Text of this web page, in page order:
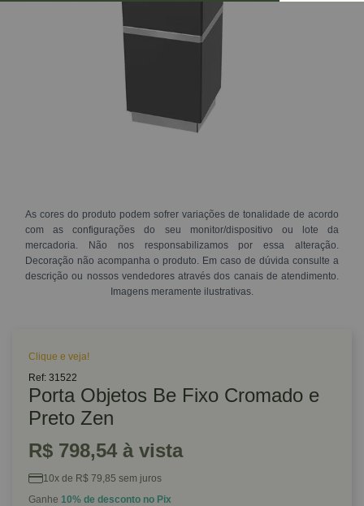
As cores do produto podem sofrer variações de tonalidade de acordo
com as configurações do seu monitor/dispositivo ou lote da
mercadoria. Não nos responsabilizamos por essa alteração.
Decoração não acompanha o produto. Em caso de dúvida consulte a
descrição ou nossos vendedores através dos canais de atendimento.
Imagens meramente ilustrativas.
Clique e veja!
Ref: 31522
Porta Objetos Be Fixo Cromado e
Preto Zen
R$ 798,54 à vista
10x de R$ 79,85 sem juros
Ganhe 10% de desconto no Pix